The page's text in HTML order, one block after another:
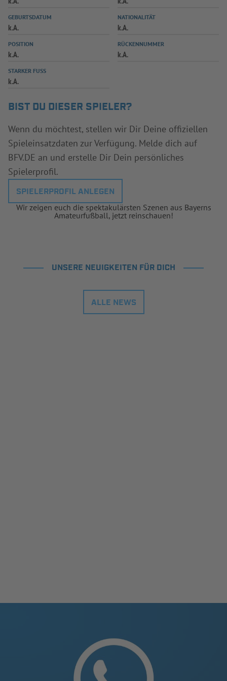
SPIELPLUS
GEBURTSDATUM
k.A.
NATIONALITÄT
k.A.
POSITION
k.A.
RÜCKENNUMMER
k.A.
STARKER FUSS
k.A.
BIST DU DIESER SPIELER?
Wenn du möchtest, stellen wir Dir Deine offiziellen
Spieleinsatzdaten zur Verfügung. Melde dich auf
BFV.DE an und erstelle Dir Dein persönliches
Spielerprofil.
SPIELERPROFIL ANLEGEN
Wir zeigen euch die spektakulärsten Szenen aus Bayerns
Amateurfußball, jetzt reinschauen!
UNSERE NEUIGKEITEN FÜR DICH
ALLE NEWS